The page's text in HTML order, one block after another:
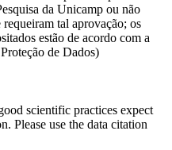
da Unicamp ou não
tal aprovação; os
estão de acordo com a
de Dados)
scientific practices expect
Please use the data citation